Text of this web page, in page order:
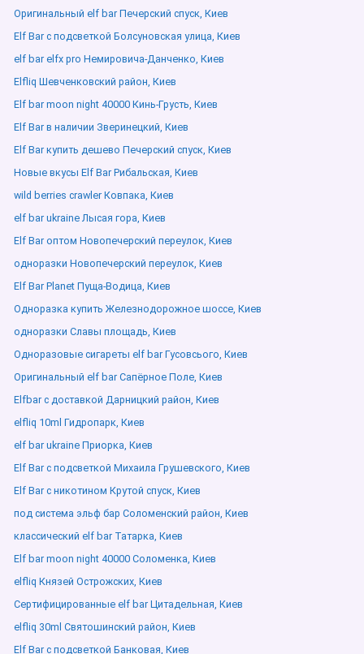
Оригинальный elf bar Печерский спуск, Киев
Elf Bar с подсветкой Болсуновская улица, Киев
elf bar elfx pro Немировича-Данченко, Киев
Elfliq Шевченковский район, Киев
Elf bar moon night 40000 Кинь-Грусть, Киев
Elf Bar в наличии Зверинецкий, Киев
Elf Bar купить дешево Печерский спуск, Киев
Новые вкусы Elf Bar Рибальская, Киев
wild berries crawler Ковпака, Киев
elf bar ukraine Лысая гора, Киев
Elf Bar оптом Новопечерский переулок, Киев
одноразки Новопечерский переулок, Киев
Elf Bar Planet Пуща-Водица, Киев
Одноразка купить Железнодорожное шоссе, Киев
одноразки Славы площадь, Киев
Одноразовые сигареты elf bar Гусовсього, Киев
Оригинальный elf bar Сапёрное Поле, Киев
Elfbar с доставкой Дарницкий район, Киев
elfliq 10ml Гидропарк, Киев
elf bar ukraine Приорка, Киев
Elf Bar с подсветкой Михаила Грушевского, Киев
Elf Bar с никотином Крутой спуск, Киев
под система эльф бар Соломенский район, Киев
классический elf bar Татарка, Киев
Elf bar moon night 40000 Соломенка, Киев
elfliq Князей Острожских, Киев
Сертифицированные elf bar Цитадельная, Киев
elfliq 30ml Святошинский район, Киев
Elf Bar с подсветкой Банковая, Киев